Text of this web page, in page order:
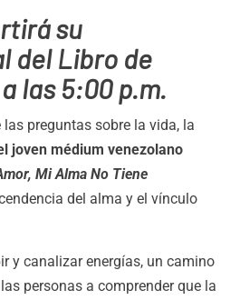
su
del Libro de
las 5:00 p.m.
preguntas sobre la vida, la
joven médium venezolano
Mi Alma No Tiene
del alma y el vínculo
y canalizar energías, un camino
personas a comprender que la